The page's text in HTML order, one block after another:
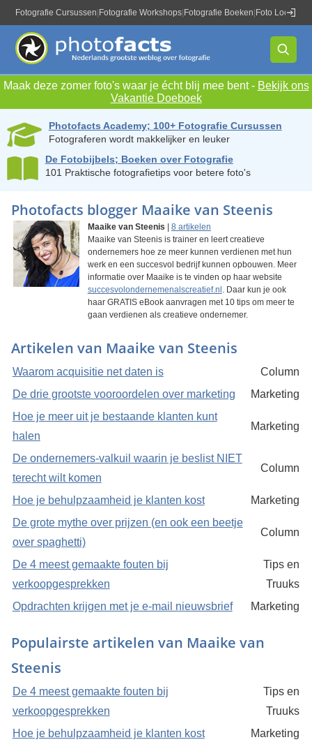
Fotografie Cursussen Fotografie Workshops Fotografie Boeken Foto Locaties
Maak deze zomer foto's waar je écht blij mee bent - Bekijk ons
Vakantie Doeboek
Photofacts Academy; 100+ Fotografie Cursussen
Fotograferen wordt makkelijker en leuker
De Fotobijbels; Boeken over Fotografie
101 Praktische fotografietips voor betere foto's
Photofacts blogger Maaike van Steenis
Maaike van Steenis
8 artikelen
Maaike van Steenis is trainer en leert creatieve
ondernemers hoe ze meer kunnen verdienen met hun
werk en een succesvol bedrijf kunnen opbouwen. Meer
informatie over Maaike is te vinden op haar website
succesvolondernemenalscreatief.nl . Daar kun je ook
haar GRATIS eBook aanvragen met 10 tips om meer te
gaan verdienen als creatieve ondernemer.
Artikelen van Maaike van Steenis
Waarom acquisitie net daten is
Column
De drie grootste vooroordelen over marketing
Marketing
Hoe je meer uit je bestaande klanten kunt
halen
Marketing
De ondernemers-valkuil waarin je beslist NIET
terecht wilt komen
Column
Hoe je behulpzaamheid je klanten kost
Marketing
De grote mythe over prijzen (en ook een beetje
over spaghetti)
Column
De 4 meest gemaakte fouten bij
verkoopgesprekken
Tips en
Truuks
Opdrachten krijgen met je e-mail nieuwsbrief
Marketing
Populairste artikelen van Maaike van
Steenis
De 4 meest gemaakte fouten bij
verkoopgesprekken
Tips en
Truuks
Hoe je behulpzaamheid je klanten kost
Marketing